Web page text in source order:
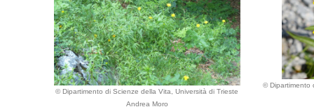
© Dipartimento di Scienze della Vita, Università di Trieste
Andrea Moro
© Dipartimento